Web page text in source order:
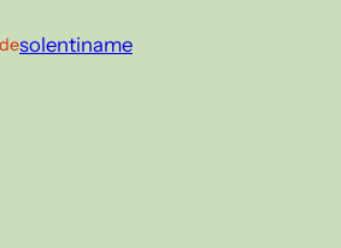
solentiname